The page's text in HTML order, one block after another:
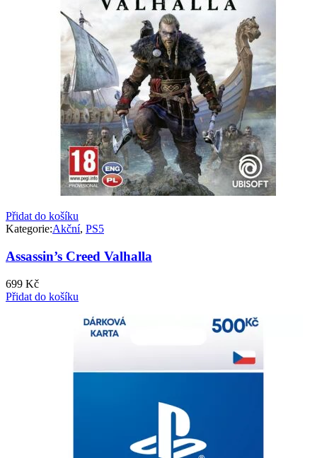
Přidat do košíku
Kategorie:Akční, PS5
Assassin’s Creed Valhalla
699 Kč
Přidat do košíku